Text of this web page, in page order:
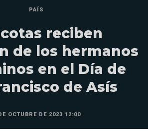
PAÍS
reciben
de los hermanos
en el Día de
de Asís
OCTUBRE DE 2023 12:00